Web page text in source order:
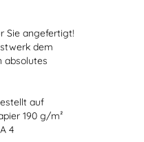
Sie angefertigt!
dem
absolutes
auf
190 g/m²
4